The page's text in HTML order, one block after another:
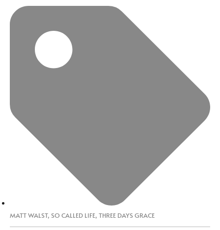
MATT WALST, SO CALLED LIFE, THREE DAYS GRACE